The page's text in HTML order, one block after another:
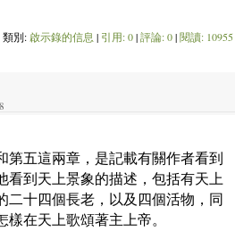
類別: 啟示錄的信息 | 引用: 0|評論: 0|閱讀: 10955
第五這兩章，是記載有關作者看到
看到天上景象的描述，包括有天上
二十四個長老，以及四個活物，同
在天上歌頌著主上帝。